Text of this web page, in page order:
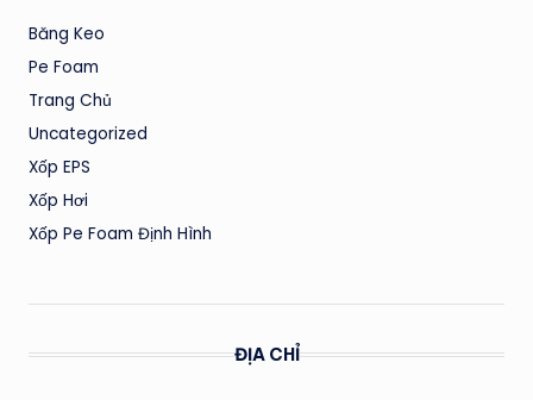
Băng Keo
Pe Foam
Trang Chủ
Uncategorized
Xốp EPS
Xốp Hơi
Xốp Pe Foam Định Hình
ĐỊA CHỈ